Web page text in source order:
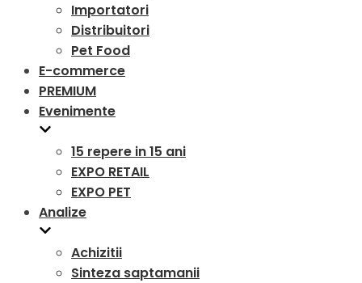
Importatori
Distribuitori
Pet Food
E-commerce
PREMIUM
Evenimente
15 repere in 15 ani
EXPO RETAIL
EXPO PET
Analize
Achizitii
Sinteza saptamanii